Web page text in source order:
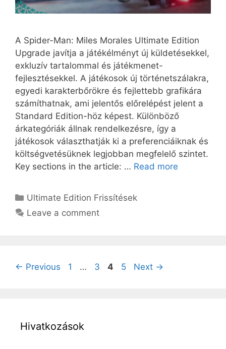
A Spider-Man: Miles Morales Ultimate Edition
Upgrade javítja a játékélményt új küldetésekkel,
exkluzív tartalommal és játékmenet-
fejlesztésekkel. A játékosok új történetszálakra,
egyedi karakterbőrökre és fejlettebb grafikára
számíthatnak, ami jelentős előrelépést jelent a
Standard Edition-höz képest. Különböző
árkategóriák állnak rendelkezésre, így a
játékosok választhatják ki a preferenciáiknak és
költségvetésüknek legjobban megfelelő szintet.
Key sections in the article: … Read more
Categories
Ultimate Edition Frissítések
Leave a comment
← Previous Page
1 … Page
3 Page
4 Page
5 Next →
Hivatkozások